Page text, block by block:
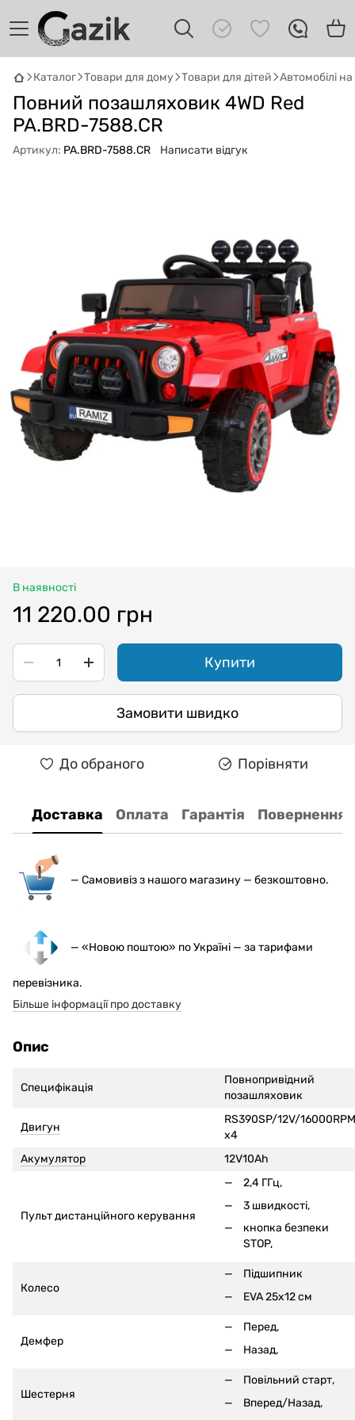
Каталог Товари для дому Товари для дітей Автомобілі
Повний позашляховик 4WD Red
PA.BRD-7588.CR
Артикул: PA.BRD-7588.CR Написати відгук
В наявності
11 220.00 грн
Купити
Замовити швидко
До обраного Порівняти
Доставка Оплата Гарантія Повернення
— Самовивіз з нашого магазину — безкоштовно.
— «Новою поштою» по Україні — за тарифами
перевізника.
Більше інформації про доставку
Опис
Специфікація
Повнопривідний
позашляховик
Двигун
RS390SP/12V/16000RPM
x4
Акумулятор
12V10Ah
Пульт дистанційного керування
2,4 ГГц,
3 швидкості,
кнопка безпеки
STOP,
Колесо
Підшипник
EVA 25x12 см
Демфер
Перед,
Назад,
Шестерня
Повільний старт,
Вперед/Назад,
GAZIKAI
Привіт! 👋 Я Gazik AI — допоможу